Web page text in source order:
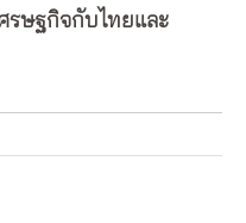
รษฐกิจกับไทยและ